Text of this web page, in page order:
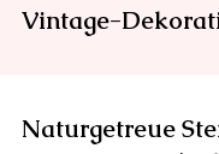
Vintage-
Naturgetreue